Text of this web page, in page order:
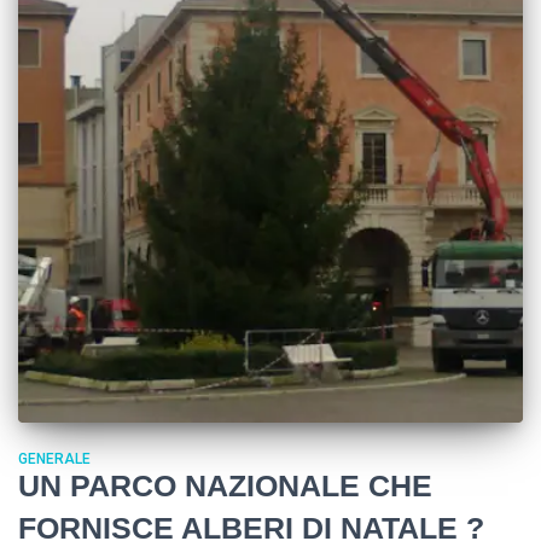
GENERALE
UN PARCO NAZIONALE CHE
FORNISCE ALBERI DI NATALE ?